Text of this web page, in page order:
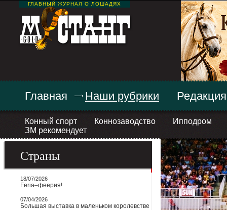
ГЛАВНЫЙ ЖУРНАЛ О ЛОШАДЯХ
Главная Наши рубрики
Конный спорт Коннозаводство
Ипподром
ЗМ рекомендует
Редакция
Страны
18/07/2026
Feria–феерия!
07/04/2026
Большая выставка в маленьком королевстве